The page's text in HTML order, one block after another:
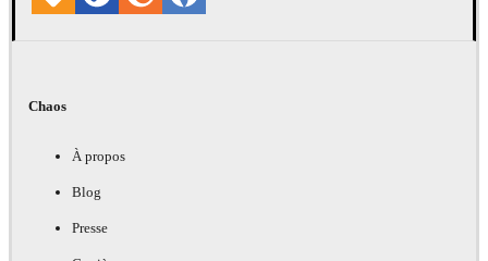
Chaos
À propos
Blog
Presse